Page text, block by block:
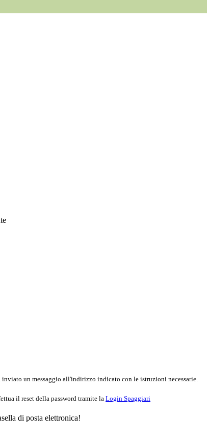
inviato un messaggio all'indirizzo indicato con le istruzioni necessarie.
il reset della password tramite la Login Spaggiari
di posta elettronica!